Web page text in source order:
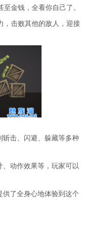
金钱，全看你自己了。
，击败其他的敌人，迎接
斩击、闪避、躲藏等多种
动作效果等，玩家可以
了全身心地体验到这个